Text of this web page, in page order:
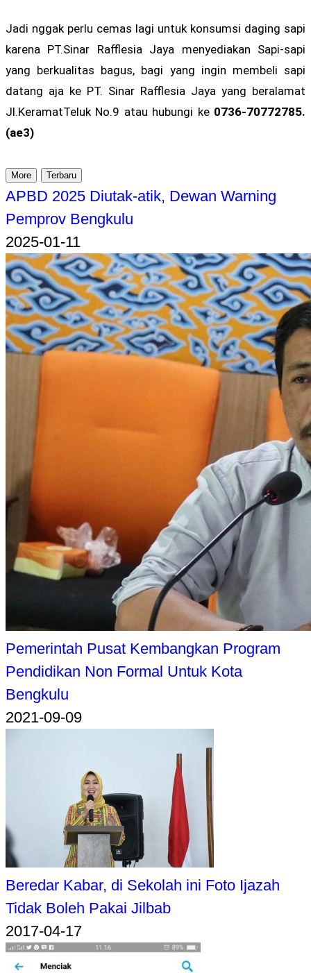
Jadi nggak perlu cemas lagi untuk konsumsi daging sapi
karena PT.Sinar Rafflesia Jaya menyediakan Sapi-sapi
yang berkualitas bagus, bagi yang ingin membeli sapi
datang aja ke PT. Sinar Rafflesia Jaya yang beralamat
Jl.KeramatTeluk No.9 atau hubungi ke 0736-70772785.
(ae3)
More Terbaru
APBD 2025 Diutak-atik, Dewan Warning
Pemprov Bengkulu
2025-01-11
Pemerintah Pusat Kembangkan Program
Pendidikan Non Formal Untuk Kota
Bengkulu
2021-09-09
Beredar Kabar, di Sekolah ini Foto Ijazah
Tidak Boleh Pakai Jilbab
2017-04-17